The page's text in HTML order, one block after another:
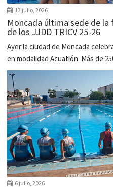
13 julio, 2026
Moncada última sede de la
de los JJDD TRICV 25-26
Ayer la ciudad de Moncada
en modalidad Acuatlón. Más de
6 julio, 2026